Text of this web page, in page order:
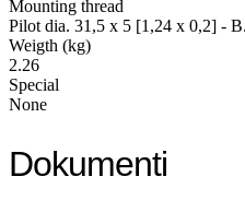
Mounting thread
Pilot dia. 31,5 x 5 [1,24 x 0,2] -
Weigth (kg)
2.26
Special
None
Dokumenti